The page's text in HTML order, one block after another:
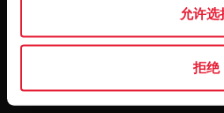
允许选
拒绝